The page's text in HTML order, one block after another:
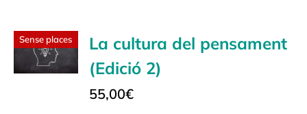
Sense places
La cultura del pensament
(Edició 2)
55,00€